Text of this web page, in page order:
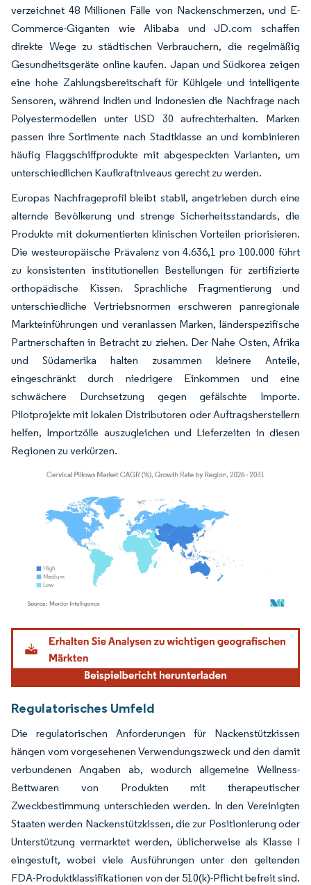
verzeichnet 48 Millionen Fälle von Nackenschmerzen, und E-
Commerce-Giganten wie Alibaba und JD.com schaffen
direkte Wege zu städtischen Verbrauchern, die regelmäßig
Gesundheitsgeräte online kaufen. Japan und Südkorea zeigen
eine hohe Zahlungsbereitschaft für Kühlgele und intelligente
Sensoren, während Indien und Indonesien die Nachfrage nach
Polyestermodellen unter USD 30 aufrechterhalten. Marken
passen ihre Sortimente nach Stadtklasse an und kombinieren
häufig Flaggschiffprodukte mit abgespeckten Varianten, um
unterschiedlichen Kaufkraftniveaus gerecht zu werden.
Europas Nachfrageprofil bleibt stabil, angetrieben durch eine
alternde Bevölkerung und strenge Sicherheitsstandards, die
Produkte mit dokumentierten klinischen Vorteilen priorisieren.
Die westeuropäische Prävalenz von 4.636,1 pro 100.000 führt
zu konsistenten institutionellen Bestellungen für zertifizierte
orthopädische Kissen. Sprachliche Fragmentierung und
unterschiedliche Vertriebsnormen erschweren panregionale
Markteinführungen und veranlassen Marken, länderspezifische
Partnerschaften in Betracht zu ziehen. Der Nahe Osten, Afrika
und Südamerika halten zusammen kleinere Anteile,
eingeschränkt durch niedrigere Einkommen und eine
schwächere Durchsetzung gegen gefälschte Importe.
Pilotprojekte mit lokalen Distributoren oder Auftragsherstellern
helfen, Importzölle auszugleichen und Lieferzeiten in diesen
Regionen zu verkürzen.
Bild © Mordor Intelligence. Wiederverwendung erfordert Namensnennung gemäß
Regulatorisches Umfeld
Die regulatorischen Anforderungen für Nackenstützkissen
hängen vom vorgesehenen Verwendungszweck und den damit
verbundenen Angaben ab, wodurch allgemeine Wellness-
Bettwaren von Produkten mit therapeutischer
Zweckbestimmung unterschieden werden. In den Vereinigten
Staaten werden Nackenstützkissen, die zur Positionierung oder
Unterstützung vermarktet werden, üblicherweise als Klasse I
eingestuft, wobei viele Ausführungen unter den geltenden
FDA-Produktklassifikationen von der 510(k)-Pflicht befreit sind.